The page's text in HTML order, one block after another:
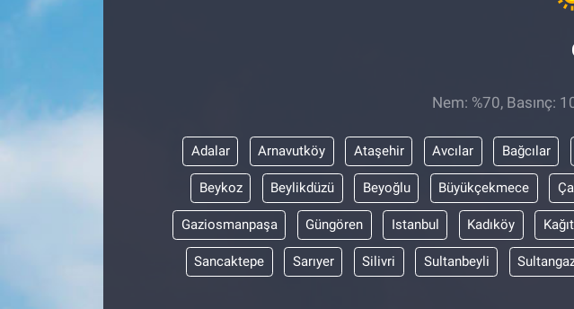
Nem: %70, Basınç:
Adalar Arnavutköy Ataşehir Avcılar Bağcılar
Beykoz Beylikdüzü Beyoğlu Büyükçekmece
Gaziosmanpaşa Güngören Istanbul Kadıköy
Sancaktepe Sarıyer Silivri Sultanbeyli